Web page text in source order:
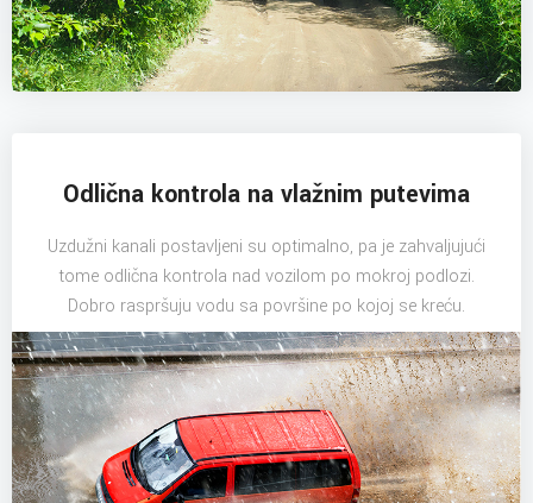
Odlična kontrola na vlažnim putevima
Uzdužni kanali postavljeni su optimalno, pa je zahvaljujući
tome odlična kontrola nad vozilom po mokroj podlozi.
Dobro raspršuju vodu sa površine po kojoj se kreću.